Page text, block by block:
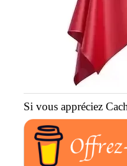
Si vous appréciez